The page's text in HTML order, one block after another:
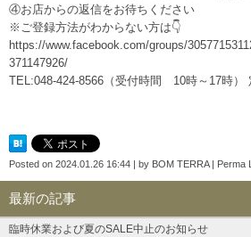
④お店からの返信をお待ちください
※ご登録方法がわからない方は👇
https://www.facebook.com/groups/
371147926/
TEL:048-424-8566（受付時間 10時～17時）
Posted on 2024.01.26 16:44 by BOM TERRA| Perma
最新の記事
臨時休業および夏のSALE中止のお知らせ